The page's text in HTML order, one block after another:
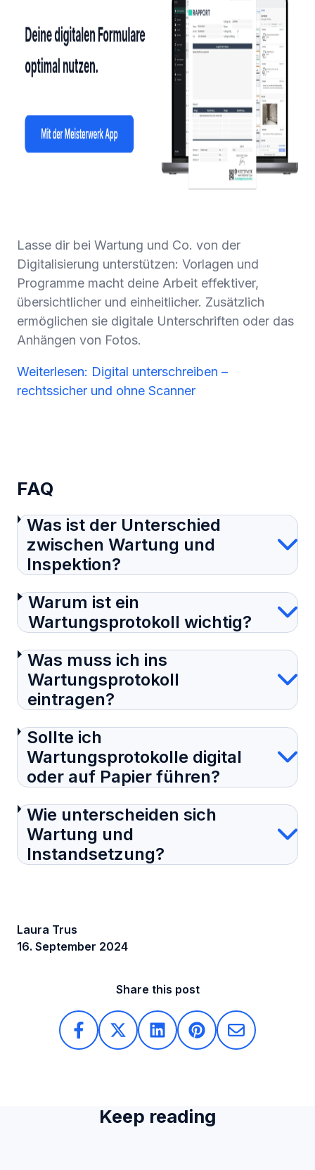
Lasse dir bei Wartung und Co. von der
Digitalisierung unterstützen: Vorlagen und
Programme macht deine Arbeit effektiver,
übersichtlicher und einheitlicher. Zusätzlich
ermöglichen sie digitale Unterschriften oder das
Anhängen von Fotos. ‍
Weiterlesen: Digital unterschreiben –
rechtssicher und ohne Scanner
FAQ
Was ist der Unterschied
zwischen Wartung und
Inspektion?
Warum ist ein
Wartungsprotokoll wichtig?
Was muss ich ins
Wartungsprotokoll
eintragen?
Sollte ich
Wartungsprotokolle digital
oder auf Papier führen?
Wie unterscheiden sich
Wartung und
Instandsetzung?
Laura Trus
16. September 2024
Share this post
Keep reading